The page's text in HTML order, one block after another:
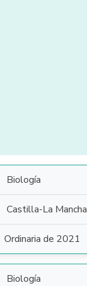
Biología
Castilla-La Mancha
Ordinaria de 2021
Biología